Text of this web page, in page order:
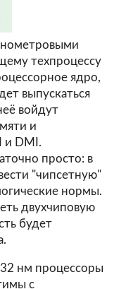
техпроцессу
ядро,
выпускаться
войдут
и
и DMI.
просто: в
"чипсетную"
нормы.
двухчиповую
будет
нм процессоры
с